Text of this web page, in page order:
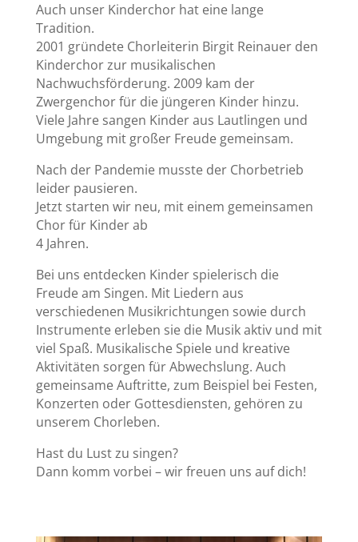
Auch unser Kinderchor hat eine lange
Tradition.
2001 gründete Chorleiterin Birgit Reinauer den
Kinderchor zur musikalischen
Nachwuchsförderung. 2009 kam der
Zwergenchor für die jüngeren Kinder hinzu.
Viele Jahre sangen Kinder aus Lautlingen und
Umgebung mit großer Freude gemeinsam.
Nach der Pandemie musste der Chorbetrieb
leider pausieren.
Jetzt starten wir neu, mit einem gemeinsamen
Chor für Kinder ab
4 Jahren.
Bei uns entdecken Kinder spielerisch die
Freude am Singen. Mit Liedern aus
verschiedenen Musikrichtungen sowie durch
Instrumente erleben sie die Musik aktiv und mit
viel Spaß. Musikalische Spiele und kreative
Aktivitäten sorgen für Abwechslung. Auch
gemeinsame Auftritte, zum Beispiel bei Festen,
Konzerten oder Gottesdiensten, gehören zu
unserem Chorleben.
Hast du Lust zu singen?
Dann komm vorbei – wir freuen uns auf dich!